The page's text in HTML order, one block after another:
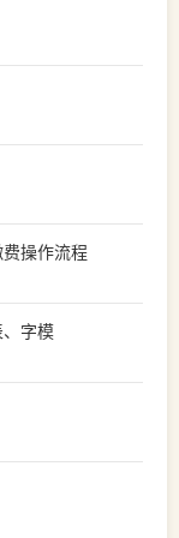
操作流程
字模